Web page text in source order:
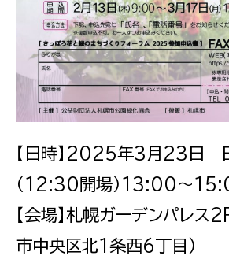
【日時】2025年3月23日
（12:30開場）13:00～
【会場】札幌ガーデンパレ
市中央区北1条西6丁目）